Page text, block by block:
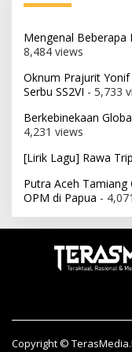
Mengenal Beberapa
8,484 views
Oknum Prajurit
Serbu SS2VI - 5,733
Berkebinekaan
4,231 views
[Lirik Lagu] Rawa
Putra Aceh
OPM di Papua -
Copyright ©